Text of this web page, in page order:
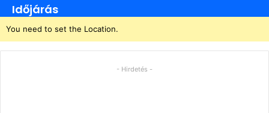
Időjárás
You need to set the Location.
- Hirdetés -